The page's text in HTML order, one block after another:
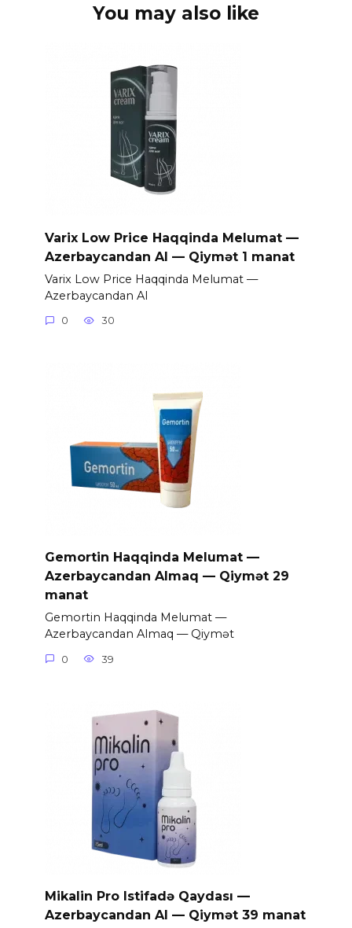
You may also like
Varix Low Price Haqqinda Melumat —
Azerbaycandan Al — Qiymət 1 manat
Varix Low Price Haqqinda Melumat —
Azerbaycandan Al
0 30
Gemortin Haqqinda Melumat —
Azerbaycandan Almaq — Qiymət 29
manat
Gemortin Haqqinda Melumat —
Azerbaycandan Almaq — Qiymət
0 39
Mikalin Pro Istifadə Qaydası —
Azerbaycandan Al — Qiymət 39 manat